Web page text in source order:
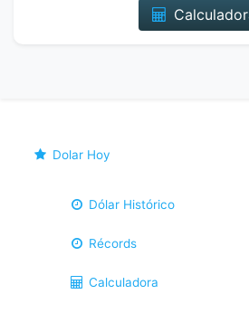
Dolar Hoy
Dólar Histórico
Récords
Calculadora